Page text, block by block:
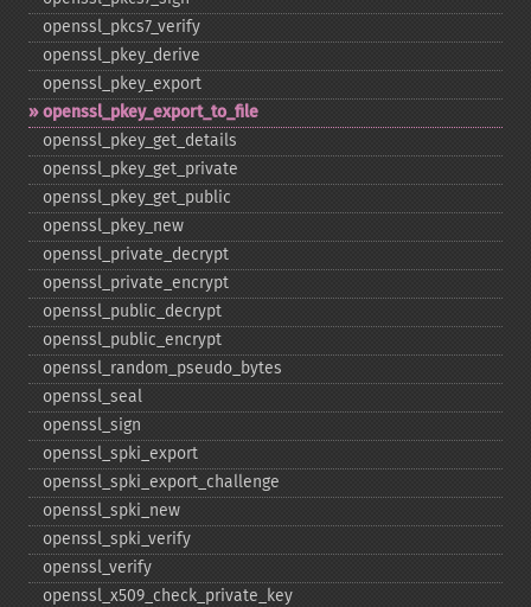
openssl_​pkcs7_​verify
openssl_​pkey_​derive
openssl_​pkey_​export
openssl_​pkey_​export_​to_​file
openssl_​pkey_​get_​details
openssl_​pkey_​get_​private
openssl_​pkey_​get_​public
openssl_​pkey_​new
openssl_​private_​decrypt
openssl_​private_​encrypt
openssl_​public_​decrypt
openssl_​public_​encrypt
openssl_​random_​pseudo_​bytes
openssl_​seal
openssl_​sign
openssl_​spki_​export
openssl_​spki_​export_​challenge
openssl_​spki_​new
openssl_​spki_​verify
openssl_​verify
openssl_​x509_​check_​private_​key